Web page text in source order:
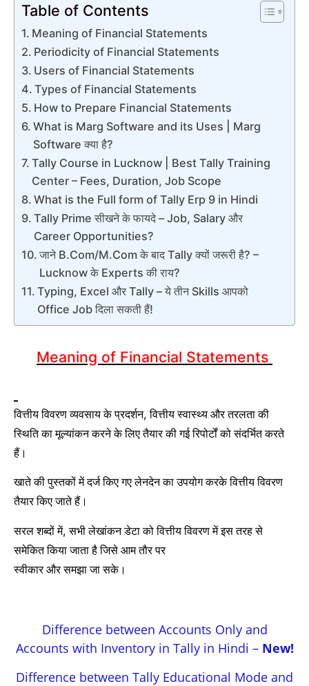
Table of Contents
Meaning of Financial Statements
Periodicity of Financial Statements
Users of Financial Statements
Types of Financial Statements
How to Prepare Financial Statements
What is Marg Software and its Uses | Marg
Software क्या है?
Tally Course in Lucknow | Best Tally Training
Center – Fees, Duration, Job Scope
What is the Full form of Tally Erp 9 in Hindi
Tally Prime सीखने के फायदे – Job, Salary और
Career Opportunities?
जाने B.Com/M.Com के बाद Tally क्यों जरूरी है? –
Lucknow के Experts की राय?
Typing, Excel और Tally – ये तीन Skills आपको
Office Job दिला सकती हैं!
Meaning of Financial Statements
वित्तीय विवरण व्यवसाय के प्रदर्शन,वित्तीय स्वास्थ्य और तरलता की
स्थिति का मूल्यांकन करने के लिए तैयार की गई रिपोर्टों को संदर्भित करते
हैं।
खाते की पुस्तकों में दर्ज किए गए लेनदेन का उपयोग करके वित्तीय विवरण
तैयार किए जाते हैं।
सरल शब्दों में,सभी लेखांकन डेटा को वित्तीय विवरण में इस तरह से
समेकित किया जाता है जिसे आम तौर पर
स्वीकार और समझा जा सके।
Difference between Accounts Only and
Accounts with Inventory in Tally in Hindi – New!
Difference between Tally Educational Mode and